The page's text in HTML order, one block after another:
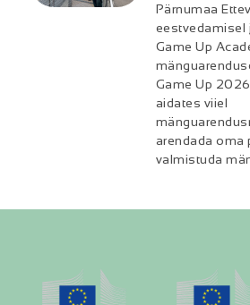
Pärnumaa
Game Up
Game Up
aidates viiel
arendada oma
valmistuda